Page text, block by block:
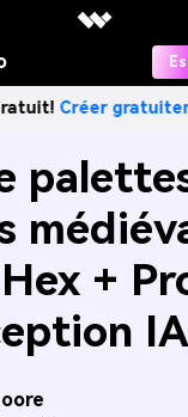
gratuitement→
+
IA